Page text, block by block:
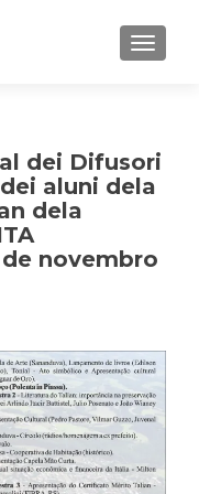
dei Difusori
aluni dela
dela
de novembro